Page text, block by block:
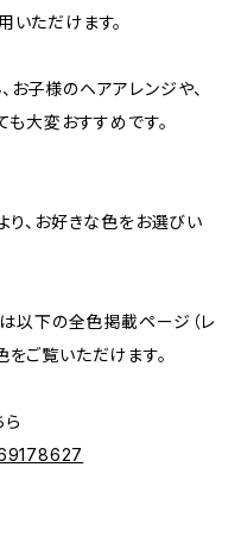
いただけます。
子様のヘアアレンジや、
も大変おすすめです。
り、お好きな色をお選びい
は以下の全色掲載ページ（レ
ご覧いただけます。